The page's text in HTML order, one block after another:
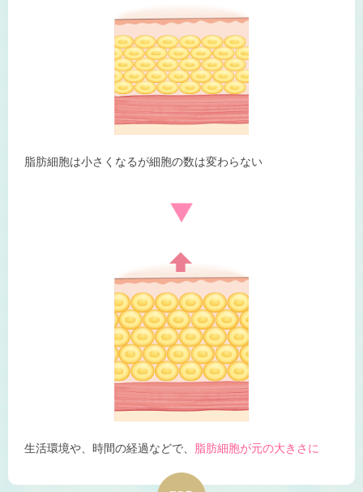
脂肪細胞は小さくなるが細胞の数は変わらない
生活環境や、時間の経過などで、 脂肪細胞が元の大きさに